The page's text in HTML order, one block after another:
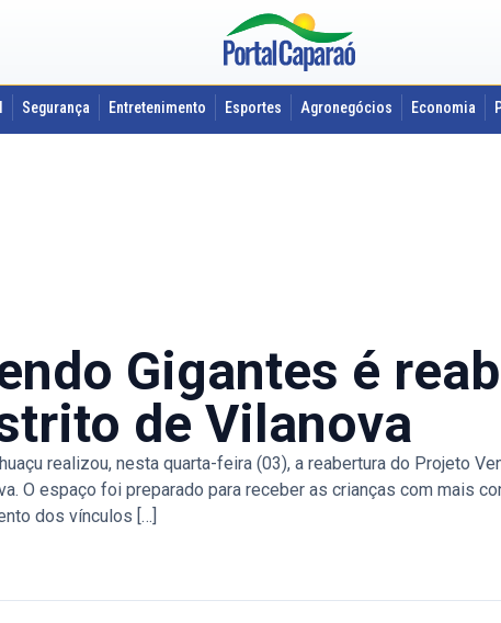
Segurança Entretenimento Esportes Agronegócios Economia
Gigantes é
de Vilanova
realizou, nesta quarta-feira (03), a reabertura do Projeto
O espaço foi preparado para receber as crianças com mais
dos vínculos […]